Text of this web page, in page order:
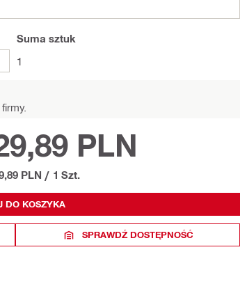
Suma sztuk
1
PLN
PLN / 1 Szt.
DO KOSZYKA
SPRAWDŹ DOSTĘPNOŚĆ